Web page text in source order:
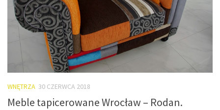
WNĘTRZA 30 CZERWCA 2018
Meble tapicerowane Wrocław – Rodan.